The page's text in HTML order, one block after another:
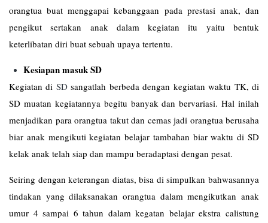
orangtua buat menggapai kebanggaan pada prestasi anak, dan
pengikut sertakan anak dalam kegiatan itu yaitu bentuk
keterlibatan diri buat sebuah upaya tertentu.
Kesiapan masuk SD
Kegiatan di SDsangatlah berbeda dengan kegiatan waktu TK, di
SD muatan kegiatannya begitu banyak dan bervariasi. Hal inilah
menjadikan para orangtua takut dan cemas jadi orangtua berusaha
biar anak mengikuti kegiatan belajar tambahan biar waktu di SD
kelak anak telah siap dan mampu beradaptasi dengan pesat.
Seiring dengan keterangan diatas, bisa di simpulkan bahwasannya
tindakan yang dilaksanakan orangtua dalam mengikutkan anak
umur 4 sampai 6 tahun dalam kegatan belajar ekstra calistung